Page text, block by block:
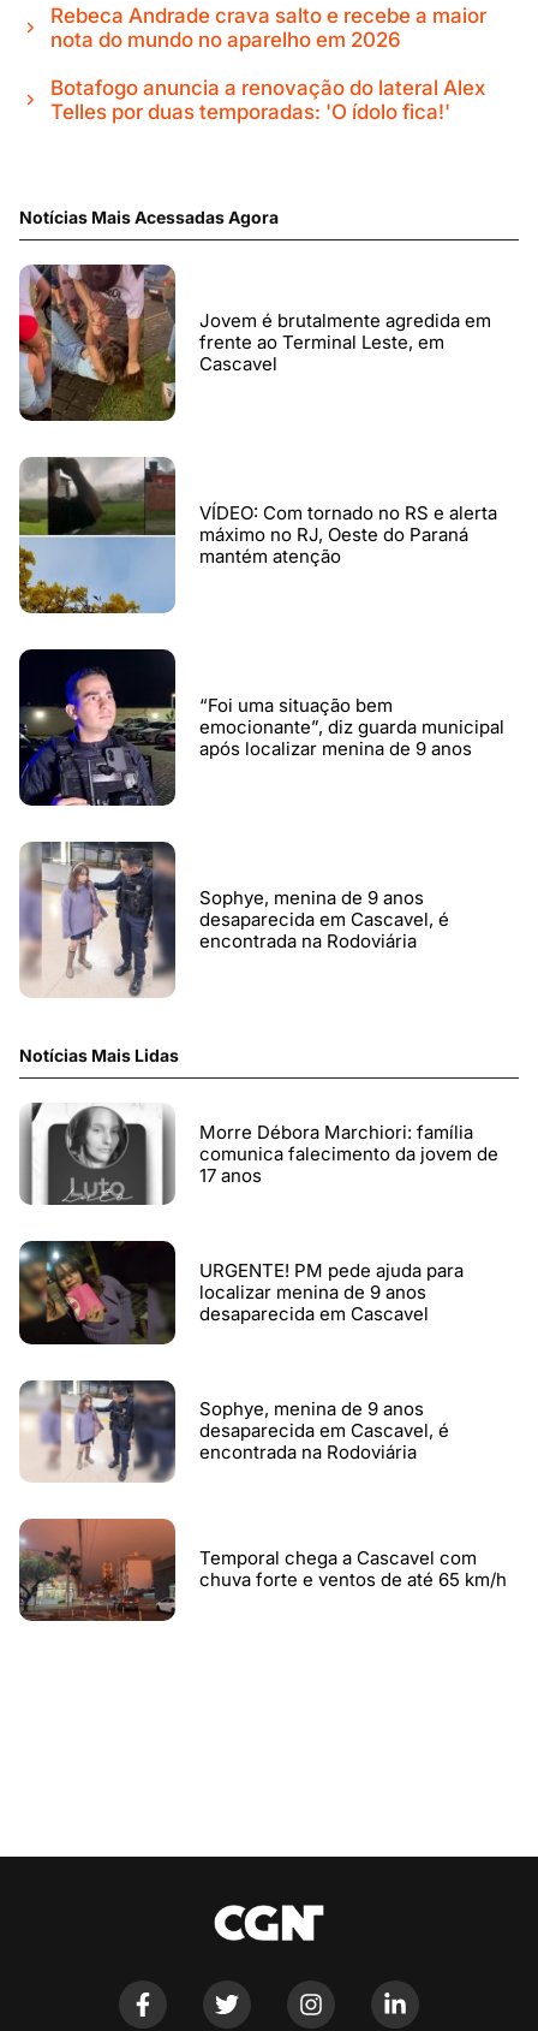
Rebeca Andrade crava salto e recebe a maior
nota do mundo no aparelho em 2026
Botafogo anuncia a renovação do lateral Alex
Telles por duas temporadas: 'O ídolo fica!'
Notícias Mais Acessadas Agora
Jovem é brutalmente agredida em
frente ao Terminal Leste, em
Cascavel
VÍDEO: Com tornado no RS e alerta
máximo no RJ, Oeste do Paraná
mantém atenção
“Foi uma situação bem
emocionante”, diz guarda municipal
após localizar menina de 9 anos
Sophye, menina de 9 anos
desaparecida em Cascavel, é
encontrada na Rodoviária
Notícias Mais Lidas
Morre Débora Marchiori: família
comunica falecimento da jovem de
17 anos
URGENTE! PM pede ajuda para
localizar menina de 9 anos
desaparecida em Cascavel
Sophye, menina de 9 anos
desaparecida em Cascavel, é
encontrada na Rodoviária
Temporal chega a Cascavel com
chuva forte e ventos de até 65 km/h